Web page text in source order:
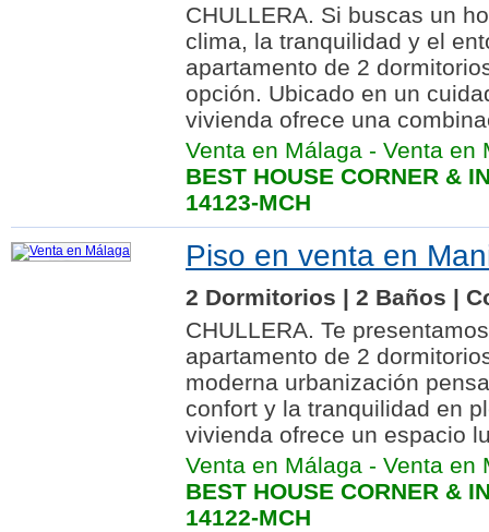
CHULLERA. Si buscas un
clima, la tranquilidad y el
apartamento de 2
opción. Ubicado en un
vivienda ofrece una
Venta en Málaga - Venta en
BEST HOUSE CORNER &
14123-MCH
Piso en venta en
2 Dormitorios | 2 Baños |
CHULLERA. Te
apartamento de 2
moderna urbanización
confort y la tranquilidad en
vivienda ofrece un espacio
Venta en Málaga - Venta en
BEST HOUSE CORNER &
14122-MCH